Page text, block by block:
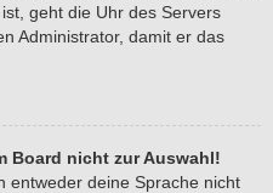
geht die Uhr des Servers
Administrator, damit er das
Board nicht zur Auswahl!
entweder deine Sprache nicht